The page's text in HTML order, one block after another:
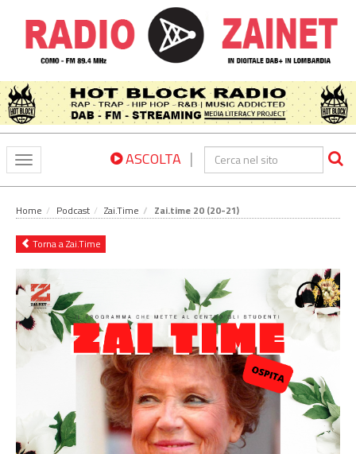
Toggle
navigation
ASCOLTA |
Home Podcast Zai.Time Zai.time 20 (20-21)
Torna a Zai.Time